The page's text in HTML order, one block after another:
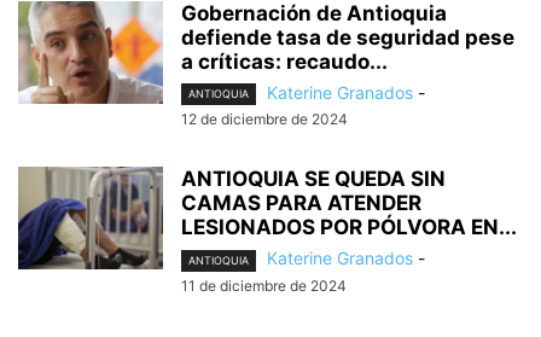
Gobernación de Antioquia
defiende tasa de seguridad pese
a críticas: recaudo...
ANTIOQUIA Katerine Granados -
12 de diciembre de 2024
ANTIOQUIA SE QUEDA SIN
CAMAS PARA ATENDER
LESIONADOS POR PÓLVORA EN...
ANTIOQUIA Katerine Granados -
11 de diciembre de 2024